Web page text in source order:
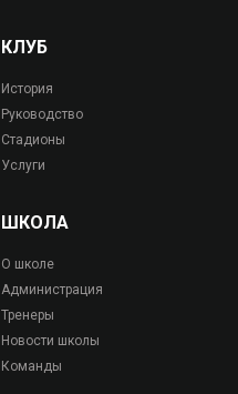
КЛУБ
История
Руководство
Стадионы
Услуги
ШКОЛА
О школе
Администрация
Тренеры
Новости школы
Команды